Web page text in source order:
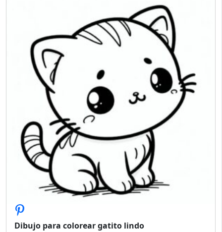
Dibujo para colorear gatito lindo